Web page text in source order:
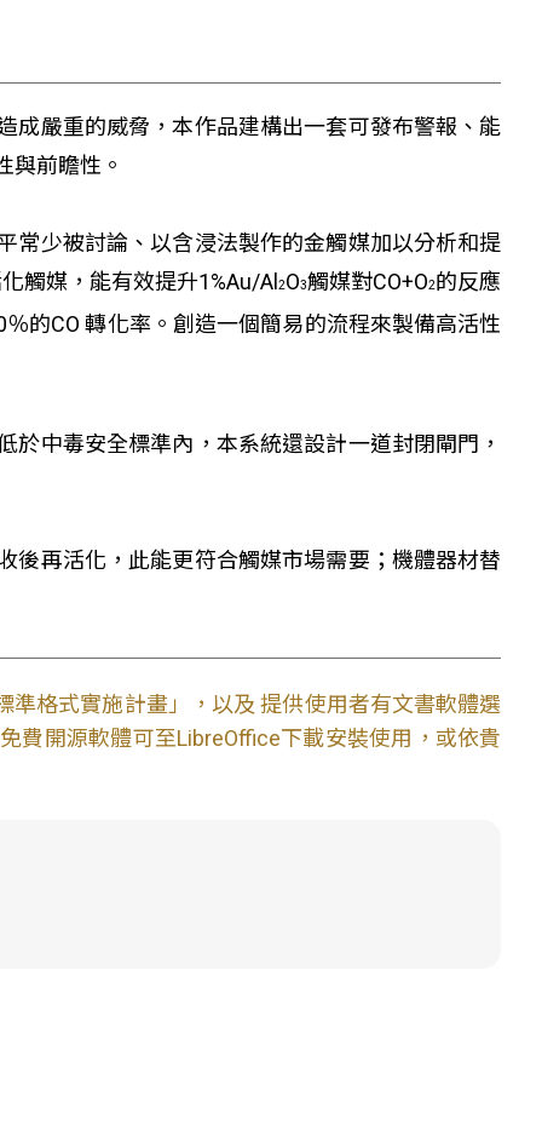
成嚴重的威脅，本作品建構出一套可發布警報、能
與前瞻性。
常少被討論、以含浸法製作的金觸媒加以分析和提
觸媒，能有效提升1%Au/Al2O3觸媒對CO+O2的反應
的CO 轉化率。創造一個簡易的流程來製備高活性
中毒安全標準內，本系統還設計一道封閉閘門，
後再活化，此能更符合觸媒市場需要；機體器材替
準格式實施計畫」，以及 提供使用者有文書軟體選
費開源軟體可至LibreOffice下載安裝使用，或依貴